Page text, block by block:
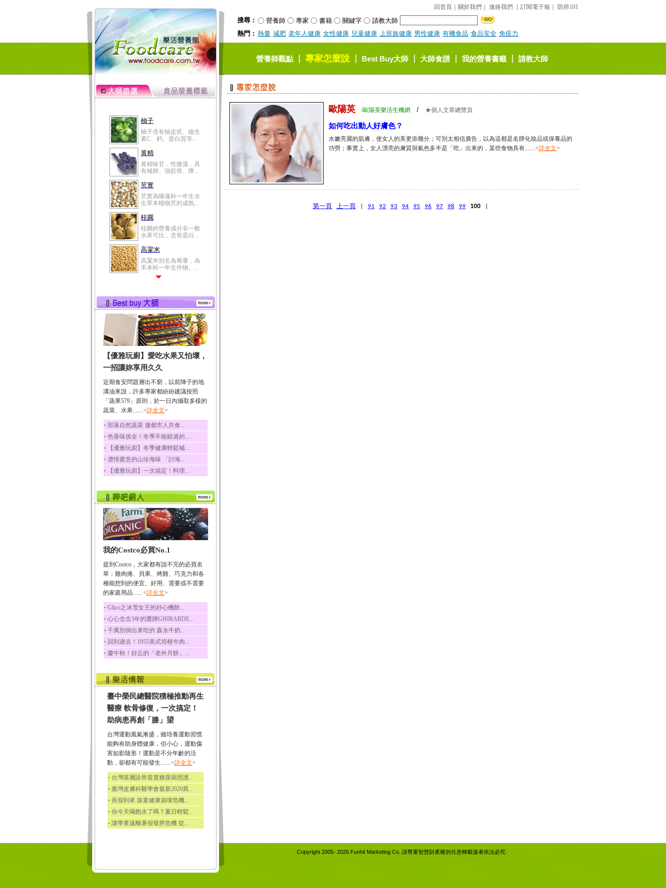
回首頁 關於我們 連絡我們 訂閱電子報 防癌101
搜尋： 營養師 專家 書籍 關鍵字
請教大師
熱門： 熱量 減肥 老年人健康 女性健康 兒童健康 上班族健康 男性健康 有機食品 食品安全 免疫力
營養師觀點｜專家怎麼說｜Best Buy大師｜大師食譜｜我的營養書籤｜請教大師
柚子
柚子含有柚皮甙、維生
素C、鈣、蛋白質等...
黃精
黃精味甘，性微溫，具
有補肺、強筋骨、降...
芡實
芡實為睡蓮科一年生水
生草本植物芡的成熟...
桂圓
桂圓的營養成分非一般
水果可比，含有蛋白...
高粱米
高粱米別名為蜀黍，為
禾本科一年生作物。...
有蛋白質、脂肪、磷...
鮪魚
鮪魚肚肉中的不飽和脂
肪酸內富含EPA和DH...
韭菜
韭菜所含的膳食纖維能
幫助消化與通便；揮...
冬瓜
冬瓜營養價值高，鈉含
量極低是水腫病人的...
豆豉
豆豉裡頭含有營養的蛋
白質、脂肪、鈣、磷...
榛果
榛果裡所含的營養素有
蛋白質、脂肪、醣類...
迷迭香
酸、迷迭香酸、植物...
咖啡
咖啡中的咖啡因會刺激
中樞神經系統，特別...
椰子
椰子含有糖類、脂肪、
荔枝
荔枝性質溫和所含的營
養素有醣類、檸檬酸...
五味子
五味子性質溫熱所含營
養成分有揮發油、檸...
草魚
草魚含有維生素A、維生
素C、及豐富的蛋白...
【優雅玩廚】愛吃水果又怕壞，
一招讓妳享用久久
近期食安問題層出不窮，以前陣子的地
溝油來說，許多專家都紛紛建議按照
「蔬果579」原則，於一日內攝取多樣的
蔬菜、水果.......<詳全文>
‧ 部落自然蔬菜 邀都市人共食...
‧ 色香味俱全！冬季不能錯過的...
‧ 【優雅玩廚】冬季健康輕鬆補...
‧ 濃情蜜意的山珍海味 「討海...
‧ 【優雅玩廚】一次搞定！料理...
我的Costco必買No.1
提到Costco，大家都有說不完的必買名
單：雞肉捲、貝果、烤雞、巧克力和各
種能想到的便宜、好用、需要或不需要
的家庭用品.......<詳全文>
‧ Glico之冰雪女王的好心機餅...
‧ 心心念念3年的鷹牌GHIRARDE...
‧ 千萬別倒出來吃的 森永牛奶...
‧ 回到過去！1955美式培根牛肉...
‧ 慶中秋！好丘的「老外月餅」...
臺中榮民總醫院積極推動再生
醫療 軟骨修復，一次搞定！
助病患再創「膝」望
台灣運動風氣漸盛，雖培養運動習慣
能夠有助身體健康，但小心，運動傷
害如影隨形！運動是不分年齡的活
動，卻都有可能發生.......<詳全文>
‧ 台灣基層診所首度糖尿病照護...
‧ 臺灣皮膚科醫學會最新2020異...
‧ 長假到來 孩童健康崩壞危機...
‧ 你今天喝飽水了嗎？夏日輕鬆...
‧ 讓學童遠離暑假發胖危機 從...
歐陽英 /歐陽英樂活生機網 / ★個人文章總覽頁
如何吃出動人好膚色？
水嫩亮麗的肌膚，使女人的美更添幾分；可別太相信廣告，以為這都是名牌化妝品或保養品的
功勞；事實上，女人漂亮的膚質與氣色多半是「吃」出來的，某些食物具有.......<詳全文>
第一頁 上一頁 91 92 93 94 95 96 97 98 99 100
Copyright 2005-2026 Funhit Marketing Co. 請尊重智慧財產權勿任意轉載違者依法必究.